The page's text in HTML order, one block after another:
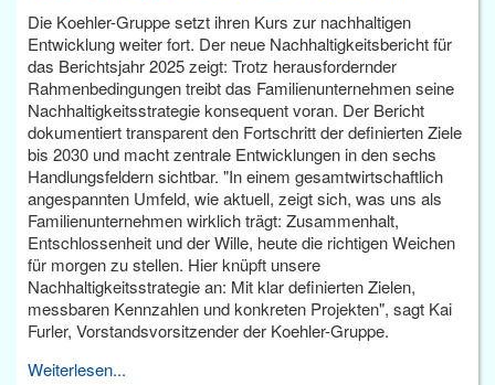
Die Koehler-Gruppe setzt ihren Kurs zur nachhaltigen
Entwicklung weiter fort. Der neue Nachhaltigkeitsbericht für
das Berichtsjahr 2025 zeigt: Trotz herausfordernder
Rahmenbedingungen treibt das Familienunternehmen seine
Nachhaltigkeitsstrategie konsequent voran. Der Bericht
dokumentiert transparent den Fortschritt der definierten Ziele
bis 2030 und macht zentrale Entwicklungen in den sechs
Handlungsfeldern sichtbar. "In einem gesamtwirtschaftlich
angespannten Umfeld, wie aktuell, zeigt sich, was uns als
Familienunternehmen wirklich trägt: Zusammenhalt,
Entschlossenheit und der Wille, heute die richtigen Weichen
für morgen zu stellen. Hier knüpft unsere
Nachhaltigkeitsstrategie an: Mit klar definierten Zielen,
messbaren Kennzahlen und konkreten Projekten", sagt Kai
Furler, Vorstandsvorsitzender der Koehler-Gruppe.
Weiterlesen...